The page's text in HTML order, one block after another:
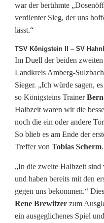
u
n
d
e
n
s
t
a
r
t
war der berühmte
verdienter Sieg, der uns
lässt.“
TSV Königstein II – SV
Im Duell der beiden
Landkreis Amberg-
Sieger. „Ich würde sagen,
so Königsteins Trainer
Halbzeit waren wir die
noch die ein oder andere
So blieb es am Ende der
Treffer von Tobias Scherm.
„In die zweite Halbzeit sind
und haben bereits mit den
gegen uns bekommen.“
Rene Brewitzer zum
ein ausgeglichenes Spiel